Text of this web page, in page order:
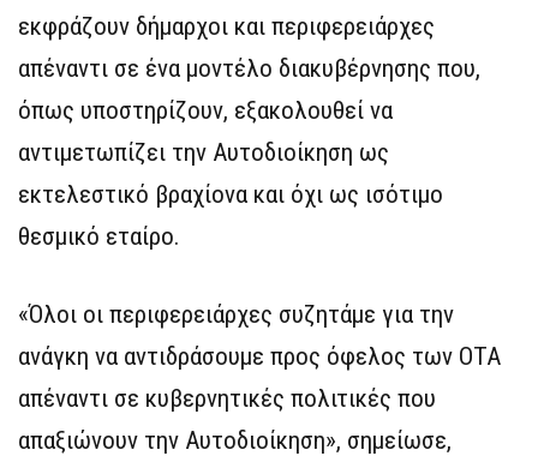
εκφράζουν δήμαρχοι και περιφερειάρχες
απέναντι σε ένα μοντέλο διακυβέρνησης που,
όπως υποστηρίζουν, εξακολουθεί να
αντιμετωπίζει την Αυτοδιοίκηση ως
εκτελεστικό βραχίονα και όχι ως ισότιμο
θεσμικό εταίρο.
«Όλοι οι περιφερειάρχες συζητάμε για την
ανάγκη να αντιδράσουμε προς όφελος των ΟΤΑ
απέναντι σε κυβερνητικές πολιτικές που
απαξιώνουν την Αυτοδιοίκηση», σημείωσε,